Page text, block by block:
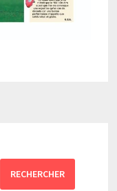
RECHERCHER